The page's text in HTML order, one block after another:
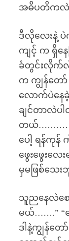
အဓိပတိကလဲ
ဒီလိုလေးနဲ့
ကျင့် က ရှိန
ခံတွင်းလိုက်
က ကျွန်တေ
လောက်ပဲနေ
ချင်တာလဲပ
တယ်………….
ပေါ့ ရန်ကု
ဖွေးဖွေးလ
မှမဖြစ်သေ
သူညနေလဲစေ
မယ်…….” “
ဒါနဲ့ကျွန်